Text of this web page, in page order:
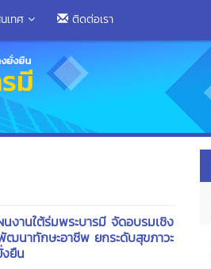
เทศ ติดต่อเรา
งานใต้ร่มพระบารมี จัดอบรมเชิง
ฒนาทักษะอาชีพ ยกระดับสุขภาวะ
ยืน